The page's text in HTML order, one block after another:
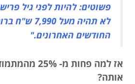
פשוטים: להיות לפני גיל
החודשים האחרונים."
אז למה פחות מ-
אותה?